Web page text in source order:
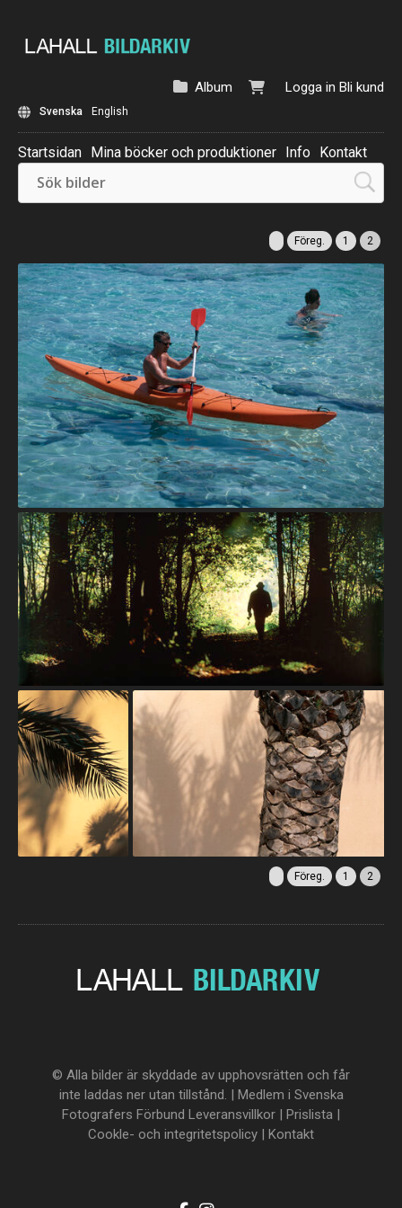
Logga in Bli kund
Album
Svenska English
Startsidan Mina böcker och produktioner Info Kontakt
Beställ: Kalender 2025
Föreg. 1 2
Föreg. 1 2
© Alla bilder är skyddade av upphovsrätten och får
inte laddas ner utan tillstånd. | Medlem i Svenska
Fotografers Förbund Leveransvillkor | Prislista |
Cookle- och integritetspolicy | Kontakt